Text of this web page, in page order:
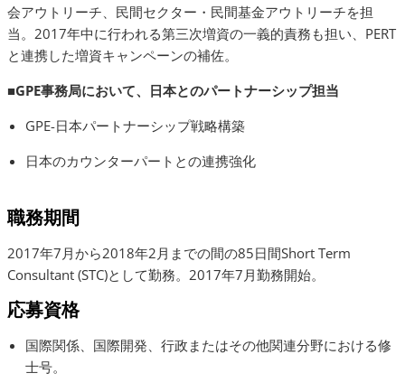
会アウトリーチ、民間セクター・民間基金アウトリーチを担
当。2017年中に行われる第三次増資の一義的責務も担い、PERT
と連携した増資キャンペーンの補佐。
■GPE事務局において、日本とのパートナーシップ担当
GPE-日本パートナーシップ戦略構築
日本のカウンターパートとの連携強化
職務期間
2017年7月から2018年2月までの間の85日間Short Term
Consultant (STC)として勤務。2017年7月勤務開始。
応募資格
国際関係、国際開発、行政またはその他関連分野における修
士号。